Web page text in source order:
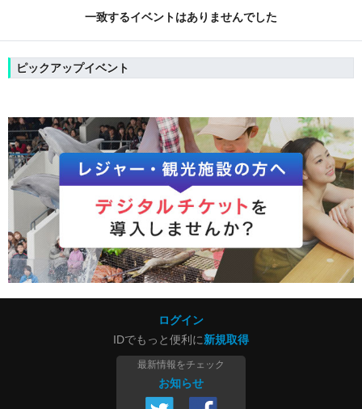
一致するイベントはありませんでした
ピックアップイベント
ログイン
IDでもっと便利に新規取得
最新情報をチェック
お知らせ